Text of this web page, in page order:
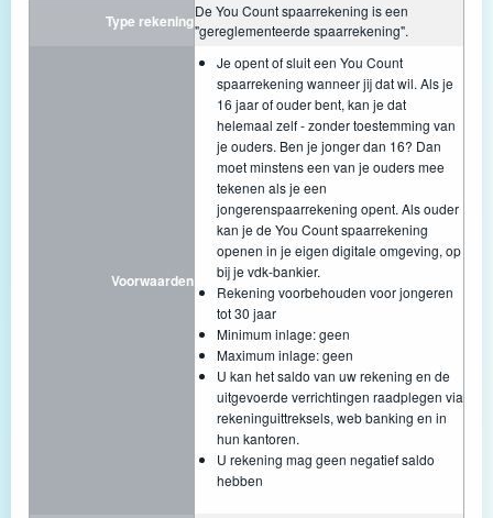
Type rekening
De You Count spaarrekening is een
"gereglementeerde spaarrekening".
Voorwaarden
Je opent of sluit een You Count
spaarrekening wanneer jij dat wil. Als je
16 jaar of ouder bent, kan je dat
helemaal zelf - zonder toestemming van
je ouders. Ben je jonger dan 16? Dan
moet minstens een van je ouders mee
tekenen als je een
jongerenspaarrekening opent. Als ouder
kan je de You Count spaarrekening
openen in je eigen digitale omgeving, op
bij je vdk-bankier.
Rekening voorbehouden voor jongeren
tot 30 jaar
Minimum inlage: geen
Maximum inlage: geen
U kan het saldo van uw rekening en de
uitgevoerde verrichtingen raadplegen via
rekeninguittreksels, web banking en in
hun kantoren.
U rekening mag geen negatief saldo
hebben